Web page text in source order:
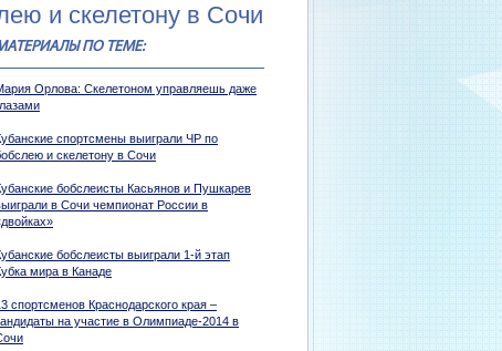
и скелетону в Сочи
ПО ТЕМЕ:
Орлова: Скелетоном управляешь даже
спортсмены выиграли ЧР по
и скелетону в Сочи
бобслеисты Касьянов и Пушкарев
в Сочи чемпионат России в
бобслеисты выиграли 1-й этап
мира в Канаде
спортсменов Краснодарского края –
на участие в Олимпиаде-2014 в